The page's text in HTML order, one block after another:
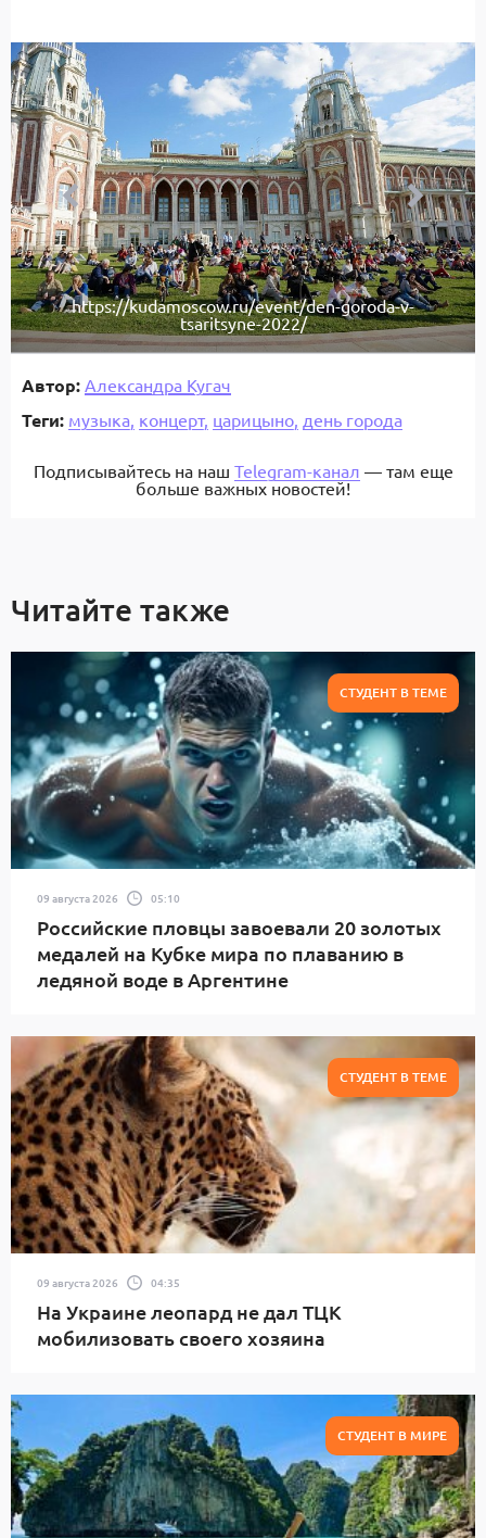
https://kudamoscow.ru/event/den-goroda-v-
tsaritsyne-2022/
Автор: Александра Кугач
Теги: музыка, концерт, царицыно, день города
Подписывайтесь на наш Telegram-канал — там еще
больше важных новостей!
Читайте также
СТУДЕНТ В ТЕМЕ
09 августа 2026 05:10
Российские пловцы завоевали 20 золотых
медалей на Кубке мира по плаванию в
ледяной воде в Аргентине
СТУДЕНТ В ТЕМЕ
09 августа 2026 04:35
На Украине леопард не дал ТЦК
мобилизовать своего хозяина
СТУДЕНТ В МИРЕ